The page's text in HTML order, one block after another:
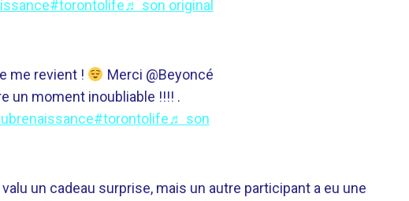
#torontolife♬ son original
me revient !
Merci @Beyoncé
un moment inoubliable !!!! .
#torontolife♬ son
un cadeau surprise, mais un autre participant a eu une